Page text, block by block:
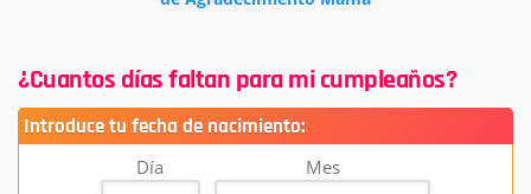
¿Cuantos días faltan para mi cumpleaños?
Introduce tu fecha de nacimiento:
Día Mes